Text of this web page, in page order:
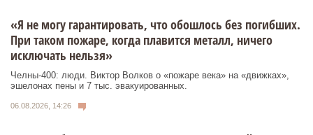
«Я не могу гарантировать, что обошлось без погибших.
При таком пожаре, когда плавится металл, ничего
исключать нельзя»
Челны-400: люди. Виктор Волков о «пожаре века» на «движках»,
эшелонах пены и 7 тыс. эвакуированных.
06.08.2026, 14:26